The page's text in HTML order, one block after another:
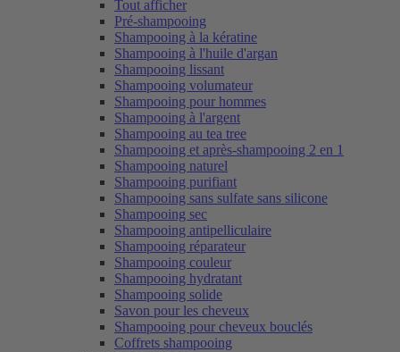
Tout afficher
Pré-shampooing
Shampooing à la kératine
Shampooing à l'huile d'argan
Shampooing lissant
Shampooing volumateur
Shampooing pour hommes
Shampooing à l'argent
Shampooing au tea tree
Shampooing et après-shampooing 2 en 1
Shampooing naturel
Shampooing purifiant
Shampooing sans sulfate sans silicone
Shampooing sec
Shampooing antipelliculaire
Shampooing réparateur
Shampooing couleur
Shampooing hydratant
Shampooing solide
Savon pour les cheveux
Shampooing pour cheveux bouclés
Coffrets shampooing